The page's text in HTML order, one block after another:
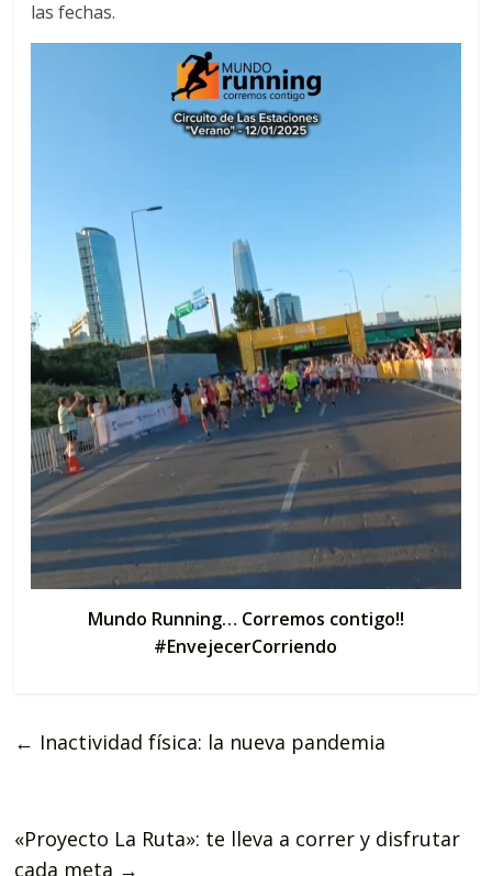
las fechas.
Mundo Running… Corremos contigo!!
#EnvejecerCorriendo
← Inactividad física: la nueva pandemia
«Proyecto La Ruta»: te lleva a correr y disfrutar
cada meta →